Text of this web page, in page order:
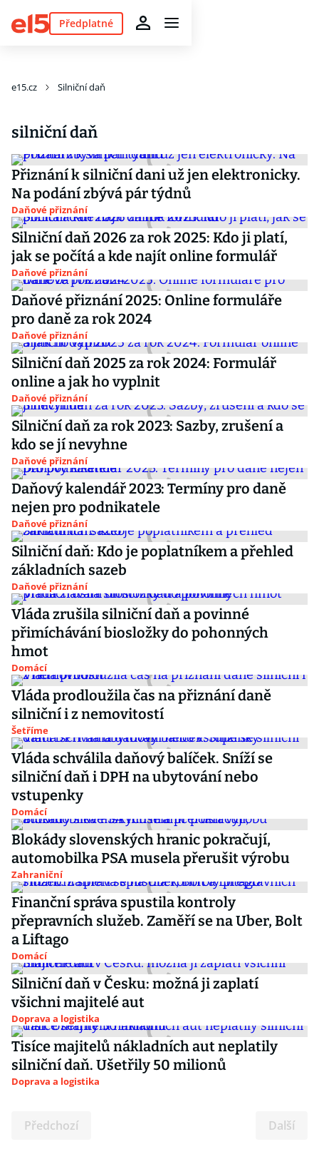
Předplatné
e15.cz Silniční daň
silniční daň
Přiznání k silniční dani už jen elektronicky.
Na podání zbývá pár týdnů
Daňové přiznání
Silniční daň 2026 za rok 2025: Kdo ji platí,
jak se počítá a kde najít online formulář
Daňové přiznání
Daňové přiznání 2025: Online formuláře
pro daně za rok 2024
Daňové přiznání
Silniční daň 2025 za rok 2024: Formulář
online a jak ho vyplnit
Daňové přiznání
Silniční daň za rok 2023: Sazby, zrušení a
kdo se jí nevyhne
Daňové přiznání
Daňový kalendář 2023: Termíny pro daně
nejen pro podnikatele
Daňové přiznání
Silniční daň: Kdo je poplatníkem a přehled
základních sazeb
Daňové přiznání
Vláda zrušila silniční daň a povinné
přimíchávání biosložky do pohonných
hmot
Domácí
Vláda prodloužila čas na přiznání daně
silniční i z nemovitostí
Šetříme
Vláda schválila daňový balíček. Sníží se
silniční daň i DPH na ubytování nebo
vstupenky
Domácí
Blokády slovenských hranic pokračují,
automobilka PSA musela přerušit výrobu
Zahraniční
Finanční správa spustila kontroly
přepravních služeb. Zaměří se na Uber, Bolt
a Liftago
Domácí
Silniční daň v Česku: možná ji zaplatí
všichni majitelé aut
Doprava a logistika
Tisíce majitelů nákladních aut neplatily
silniční daň. Ušetřily 50 milionů
Doprava a logistika
Předchozí Další